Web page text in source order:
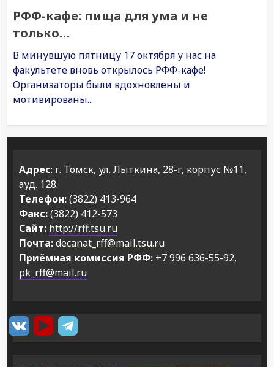
РФФ-кафе: пища для ума и не
только…
В минувшую пятницу 17 октября у нас на
факультете вновь открылось РФФ-кафе!
Организаторы были вдохновлены и
мотивированы...
Адрес: г. Томск, ул. Лыткина, 28-г, корпус №11,
ауд. 128.
Телефон:(3822) 413-964
Факс:(3822) 412-573
Сайт: http://rff.tsu.ru
Почта:decanat_rff@mail.tsu.ru
Приёмная комиссия РФФ: +7 996 636-55-92,
pk_rff@mail.ru